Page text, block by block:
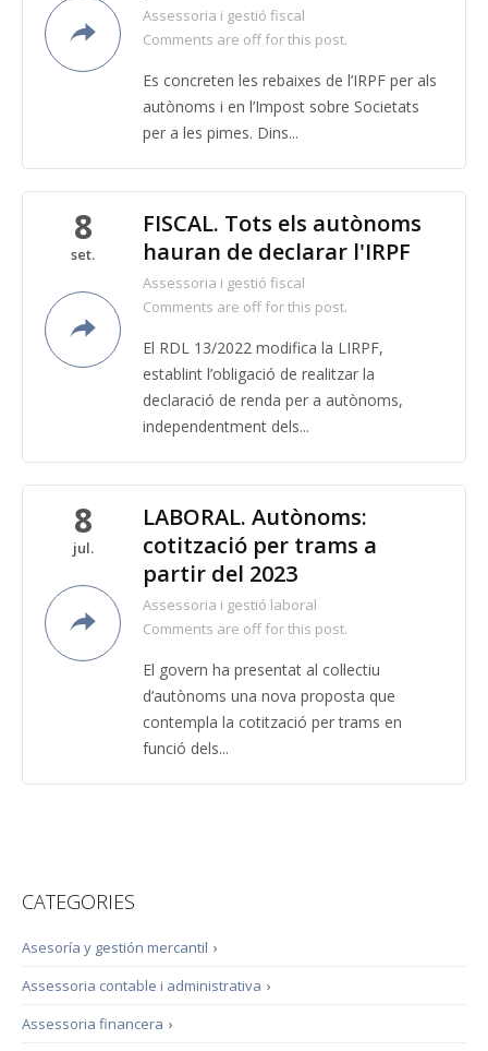
Assessoria i gestió fiscal
Comments are off for this post.
Es concreten les rebaixes de l’IRPF per als
autònoms i en l’Impost sobre Societats
per a les pimes. Dins...
8
set.
FISCAL. Tots els autònoms
hauran de declarar l'IRPF
Assessoria i gestió fiscal
Comments are off for this post.
El RDL 13/2022 modifica la LIRPF,
establint l’obligació de realitzar la
declaració de renda per a autònoms,
independentment dels...
8
jul.
LABORAL. Autònoms:
cotització per trams a
partir del 2023
Assessoria i gestió laboral
Comments are off for this post.
El govern ha presentat al col·lectiu
d’autònoms una nova proposta que
contempla la cotització per trams en
funció dels...
CATEGORIES
›
Asesoría y gestión mercantil
›
Assessoria contable i administrativa
›
Assessoria financera